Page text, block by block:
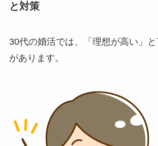
と対策
30代の婚活では、「理想が高い」
があります。